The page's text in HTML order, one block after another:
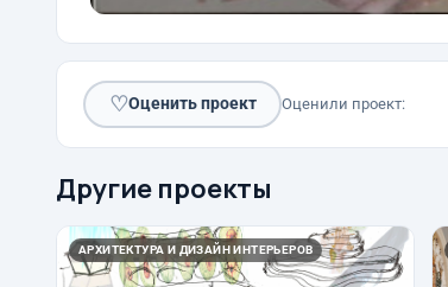
♡Оценить проект Оценили проект:
Другие проекты
АРХИТЕКТУРА И ДИЗАЙН ИНТЕРЬЕРОВ